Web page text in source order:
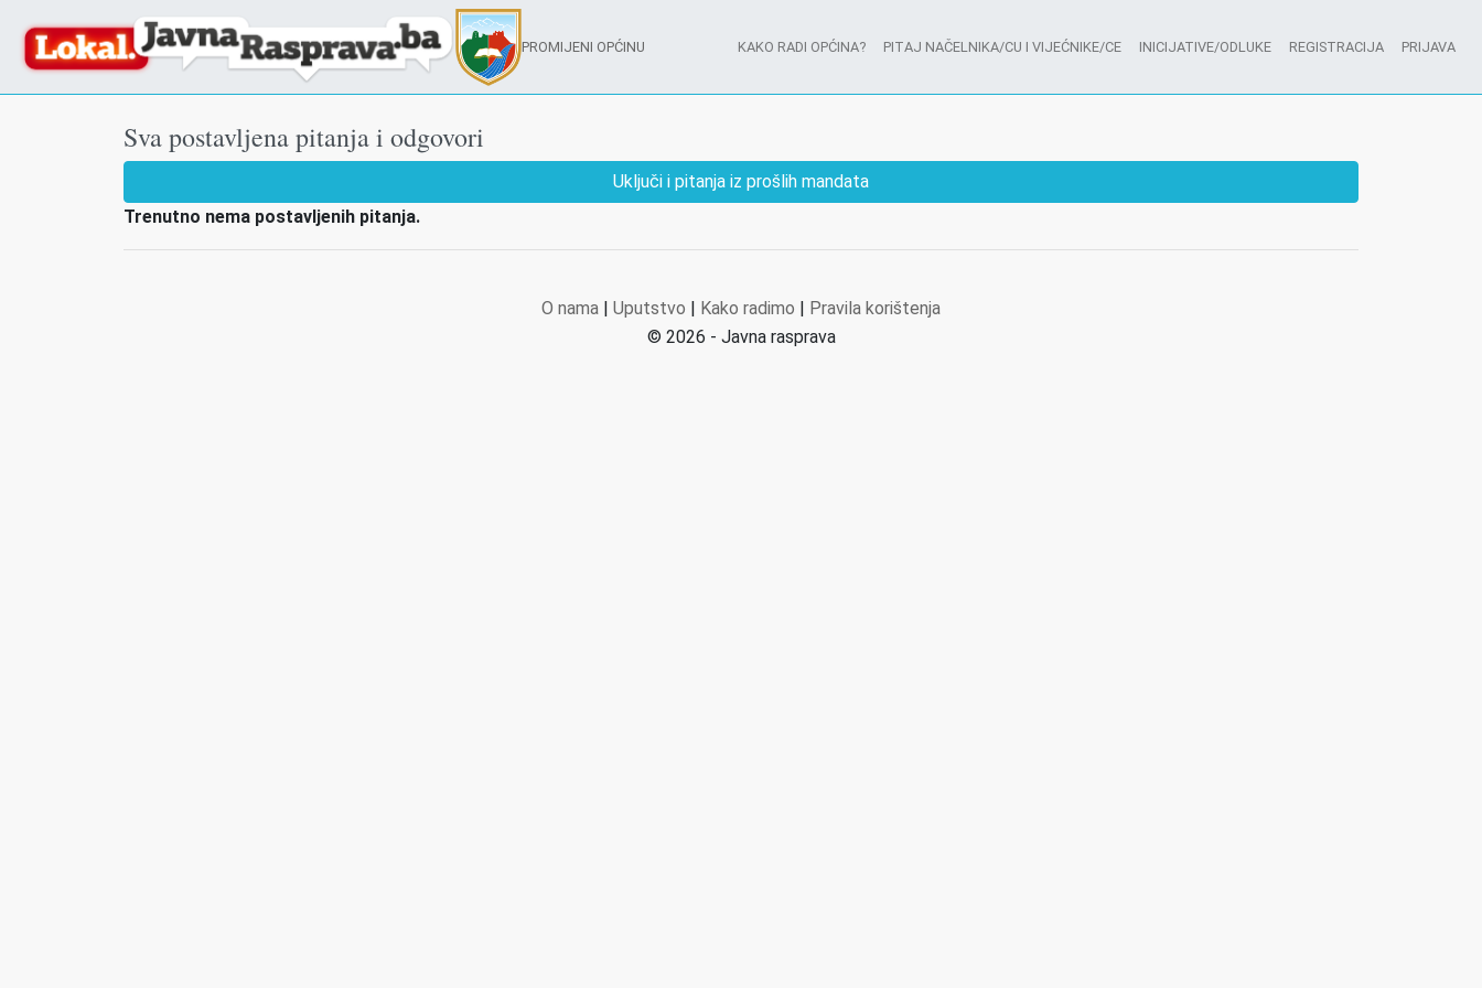
PROMIJENI OPĆINU KAKO RADI OPĆINA? PITAJ NAČELNIKA/CU I VIJEĆNIKE/CE INICIJATIVE/ODLUKE REGISTRACIJA PRIJAVA
Sva postavljena pitanja i odgovori
Uključi i pitanja iz prošlih mandata
Trenutno nema postavljenih pitanja.
O nama | Uputstvo | Kako radimo | Pravila korištenja
© 2026 - Javna rasprava